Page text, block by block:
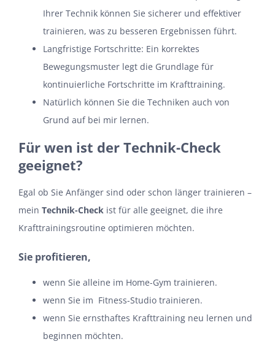
Ihrer Technik können Sie sicherer und effektiver
trainieren, was zu besseren Ergebnissen führt.
Langfristige Fortschritte: Ein korrektes
Bewegungsmuster legt die Grundlage für
kontinuierliche Fortschritte im Krafttraining.
Natürlich können Sie die Techniken auch von
Grund auf bei mir lernen.
Für wen ist der Technik-Check
geeignet?
Egal ob Sie Anfänger sind oder schon länger trainieren –
mein Technik-Check ist für alle geeignet, die ihre
Krafttrainingsroutine optimieren möchten.
Sie profitieren,
wenn Sie alleine im Home-Gym trainieren.
wenn Sie im Fitness-Studio trainieren.
wenn Sie ernsthaftes Krafttraining neu lernen und
beginnen möchten.